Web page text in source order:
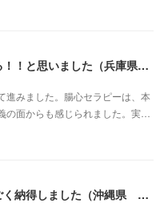
腸心セラピーって本当にスゴすぎる！！と思いました（兵庫県 M・Oさん）
進みました。腸心セラピーは、本
の面からも感じられました。実…
お水の波動を使うという方法がすごく納得しました（沖縄県 S・Mさん）